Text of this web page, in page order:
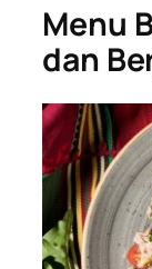
Menu
dan